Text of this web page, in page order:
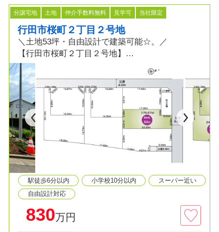
分譲宅地 土地 仲介手数料無料 見学可 当社限定
行田市桜町２丁目２号地
＼土地53坪・自由設計で建築可能☆。／
【行田市桜町２丁目２号地】
≫POINT
◆買い物便利な環境
◆徒歩・車・電車でも利便性の高い立地
◆小中学校徒歩圏内で通学にも安心
◆経済的な都市ガス・本下水エリア
≫生活環境
◆桜ヶ丘小学校 徒歩７分
◆長野中学校 徒歩２分
◆マミーマート 徒歩９分
◆クスリのアオキ 徒歩８分
◇資料請求・見学のご予約などお気軽にご利用く
駅徒歩6分以内 小学校10分以内
スーパー近い
自由設計対応
830万円